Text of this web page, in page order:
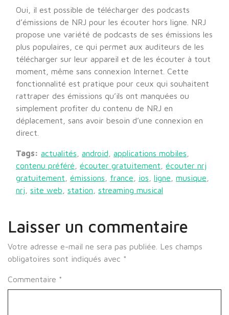
Oui, il est possible de télécharger des podcasts
d’émissions de NRJ pour les écouter hors ligne. NRJ
propose une variété de podcasts de ses émissions les
plus populaires, ce qui permet aux auditeurs de les
télécharger sur leur appareil et de les écouter à tout
moment, même sans connexion Internet. Cette
fonctionnalité est pratique pour ceux qui souhaitent
rattraper des émissions qu’ils ont manquées ou
simplement profiter du contenu de NRJ en
déplacement, sans avoir besoin d’une connexion en
direct.
Tags: actualités android applications mobiles
contenu préféré
écouter gratuitement
écouter nrj
gratuitement
émissions france ios ligne musique
nrj
site web station streaming musical
Laisser un commentaire
Votre adresse e-mail ne sera pas publiée.
Les champs
obligatoires sont indiqués avec *
Commentaire *